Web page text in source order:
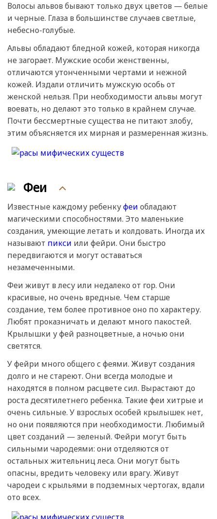
Волосы альвов бывают только двух цветов — белые
и черные. Глаза в большинстве случаев светлые,
небесно-голубые.
Альвы обладают бледной кожей, которая никогда
не загорает. Мужские особи женственны,
отличаются утонченными чертами и нежной
кожей. Издали отличить мужскую особь от
женской нельзя. При необходимости альвы могут
воевать, но делают это только в крайнем случае.
Почти бессмертные существа не питают злобу,
этим объясняется их мирная и размеренная жизнь.
Феи
Известные каждому ребенкуфеи обладают
магическими способностями. Это маленькие
создания, умеющие летать и колдовать. Иногда их
называют пикси или фейри. Они быстро
передвигаются и могут оставаться
незамеченными.
Феи живут в лесу или недалеко от гор. Они
красивые, но очень вредные. Чем старше
создание, тем более противное оно по характеру.
Любят проказничать и делают много пакостей.
Крылышки у фей разноцветные, а ночью они
светятся.
У фейри много общего с феями. Живут создания
долго и не стареют. Они всегда молодые и
находятся в полном расцвете сил. Вырастают до
роста десятилетнего ребенка. Такие феи хитрые и
очень сильные. У взрослых особей крылышек нет,
но они появляются при необходимости. Любимый
цвет созданий — зеленый. Фейри могут быть
сильными чародеями: они отделяются от
остальных жительниц леса. Они могут быть
опасны, вредить человеку или врагу. Живут
чародеи с крыльями в подземных чертогах, вдали
ото всех.